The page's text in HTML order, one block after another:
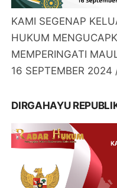
KAMI SEGENAP
HUKUM
MEMPERINGATI
16 SEPTEMBER
DIRGAHAYU